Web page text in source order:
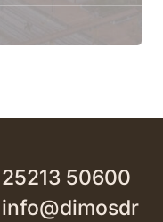
25213 50600
info@dimosdr